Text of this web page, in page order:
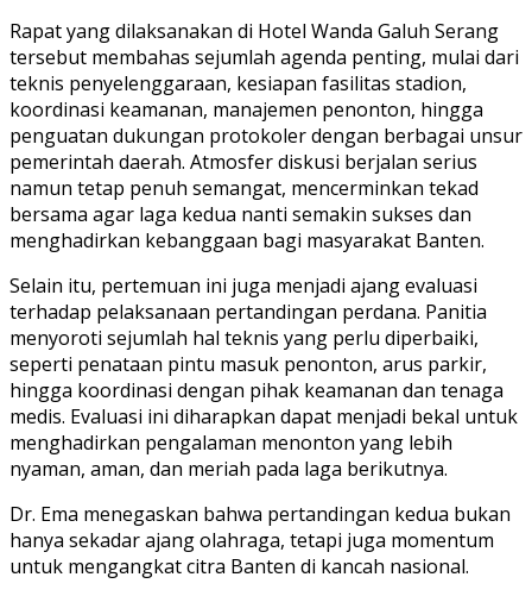
Rapat yang dilaksanakan di Hotel Wanda Galuh Serang
tersebut membahas sejumlah agenda penting, mulai dari
teknis penyelenggaraan, kesiapan fasilitas stadion,
koordinasi keamanan, manajemen penonton, hingga
penguatan dukungan protokoler dengan berbagai unsur
pemerintah daerah. Atmosfer diskusi berjalan serius
namun tetap penuh semangat, mencerminkan tekad
bersama agar laga kedua nanti semakin sukses dan
menghadirkan kebanggaan bagi masyarakat Banten.
Selain itu, pertemuan ini juga menjadi ajang evaluasi
terhadap pelaksanaan pertandingan perdana. Panitia
menyoroti sejumlah hal teknis yang perlu diperbaiki,
seperti penataan pintu masuk penonton, arus parkir,
hingga koordinasi dengan pihak keamanan dan tenaga
medis. Evaluasi ini diharapkan dapat menjadi bekal untuk
menghadirkan pengalaman menonton yang lebih
nyaman, aman, dan meriah pada laga berikutnya.
Dr. Ema menegaskan bahwa pertandingan kedua bukan
hanya sekadar ajang olahraga, tetapi juga momentum
untuk mengangkat citra Banten di kancah nasional.